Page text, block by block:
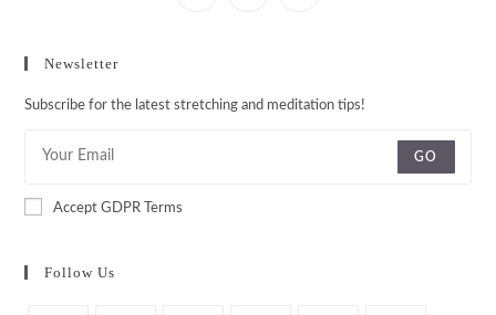
Newsletter
Subscribe for the latest stretching and meditation tips!
GO
Accept GDPR Terms
Follow Us